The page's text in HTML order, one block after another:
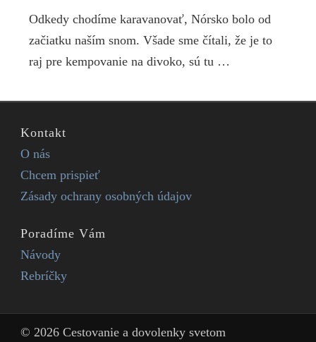
Odkedy chodíme karavanovať, Nórsko bolo od
začiatku naším snom. Všade sme čítali, že je to
raj pre kempovanie na divoko, sú tu …
Kontakt
O nás
Chcem prispieť
Zásady ochrany osobných údajov
Poradíme Vám
Návody
Rebríčky
© 2026 Cestovanie a dovolenky svetom